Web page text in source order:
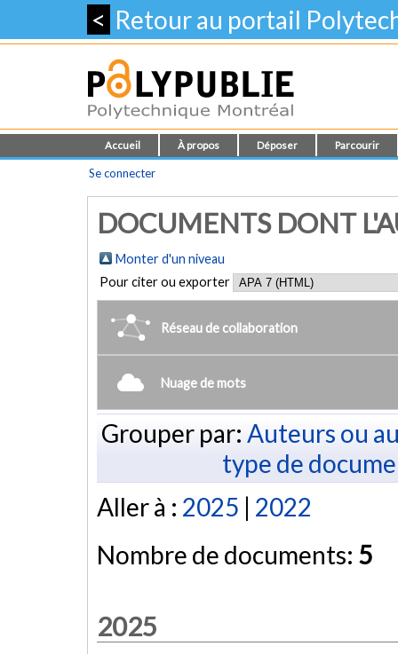
< Retour au portail
Accueil À propos Déposer Parcourir
Se connecter
DOCUMENTS DONT
Monter d'un niveau
Pour citer ou exporter
Réseau de collaboration
Nuage de mots
Grouper par: Auteurs ou
type de
Aller à : 2025 | 2022
Nombre de documents: 5
2025